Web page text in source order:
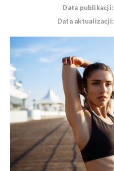
Data publikacji:
Data aktualizacji: